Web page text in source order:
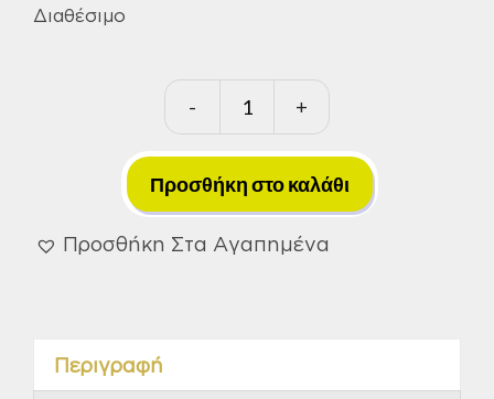
Διαθέσιμο
-
Εργαλεία
Κήπου
Μπαταρίας
20V
Li-
+
Προσθήκη στο καλάθι
Προσθήκη Στα Αγαπημένα
Περιγραφή